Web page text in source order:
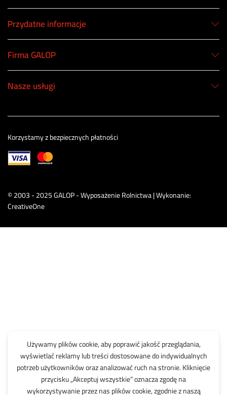
Przydatne informacje
Firma GALOP
Nasze usługi
© 2003 - 2025 GALOP - Wyposażenie Rolnictwa | Wykonanie:
CreativeOne
Korzystamy z bezpiecznych płatności